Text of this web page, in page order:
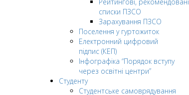
списки ПЗСО
Зарахування ПЗСО
Поселення у гуртожиток
Електронний цифровий
підпис (КЕП)
Інфографіка “Порядок вступу
через освітні центри”
Студенту
Студентське самоврядування